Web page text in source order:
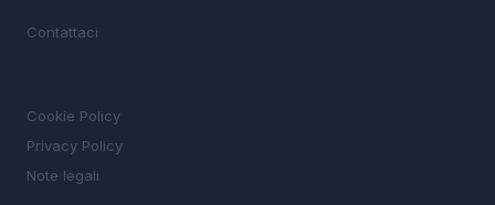
Contattaci
Cookie Policy
Privacy Policy
Note legali